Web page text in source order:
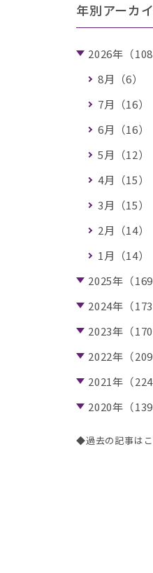
年別アーカ
2026年（108
8月（6）
7月（16）
6月（16）
5月（12）
4月（15）
3月（15）
2月（14）
1月（14）
2025年（169
2024年（173
2023年（170
2022年（209
2021年（224
2020年（139
◆過去の記事は